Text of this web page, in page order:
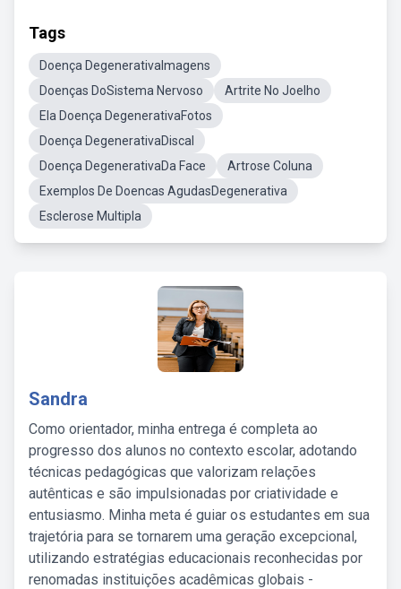
Tags
Doença DegenerativaImagens
Doenças DoSistema Nervoso
Artrite No Joelho
Ela Doença DegenerativaFotos
Doença DegenerativaDiscal
Doença DegenerativaDa Face
Artrose Coluna
Exemplos De Doencas AgudasDegenerativa
Esclerose Multipla
Sandra
Como orientador, minha entrega é completa ao
progresso dos alunos no contexto escolar, adotando
técnicas pedagógicas que valorizam relações
autênticas e são impulsionadas por criatividade e
entusiasmo. Minha meta é guiar os estudantes em sua
trajetória para se tornarem uma geração excepcional,
utilizando estratégias educacionais reconhecidas por
renomadas instituições acadêmicas globais -